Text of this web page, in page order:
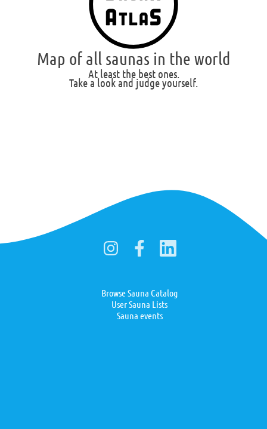
Map of all saunas in the world
At least the best ones.
Take a look and judge yourself.
Browse Sauna Catalog
User Sauna Lists
Sauna events